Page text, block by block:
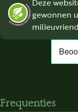
gewonnen
Frequenties